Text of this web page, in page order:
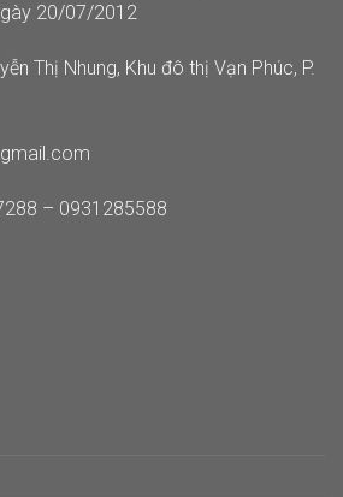
20/07/2012
Thị Nhung, Khu đô thị Vạn Phúc, P.
– 0931285588